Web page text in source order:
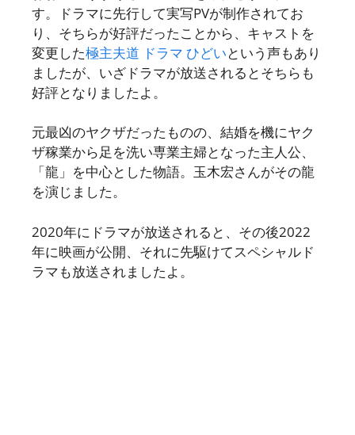
す。ドラマに先行して実写PVが制作されてお
り、そちらが好評だったことから、キャストを
変更した極主夫道 ドラマ ひどいという声もあり
ましたが、いざドラマが放送されるとそちらも
好評となりましたよ。
元最凶のヤクザだったものの、結婚を機にヤク
ザ稼業から足を洗い専業主婦となった主人公、
「龍」を中心とした物語。玉木宏さんがその龍
を演じました。
2020年にドラマが放送されると、その後2022
年に映画が公開、それに先駆けてスペシャルド
ラマも放送されましたよ。